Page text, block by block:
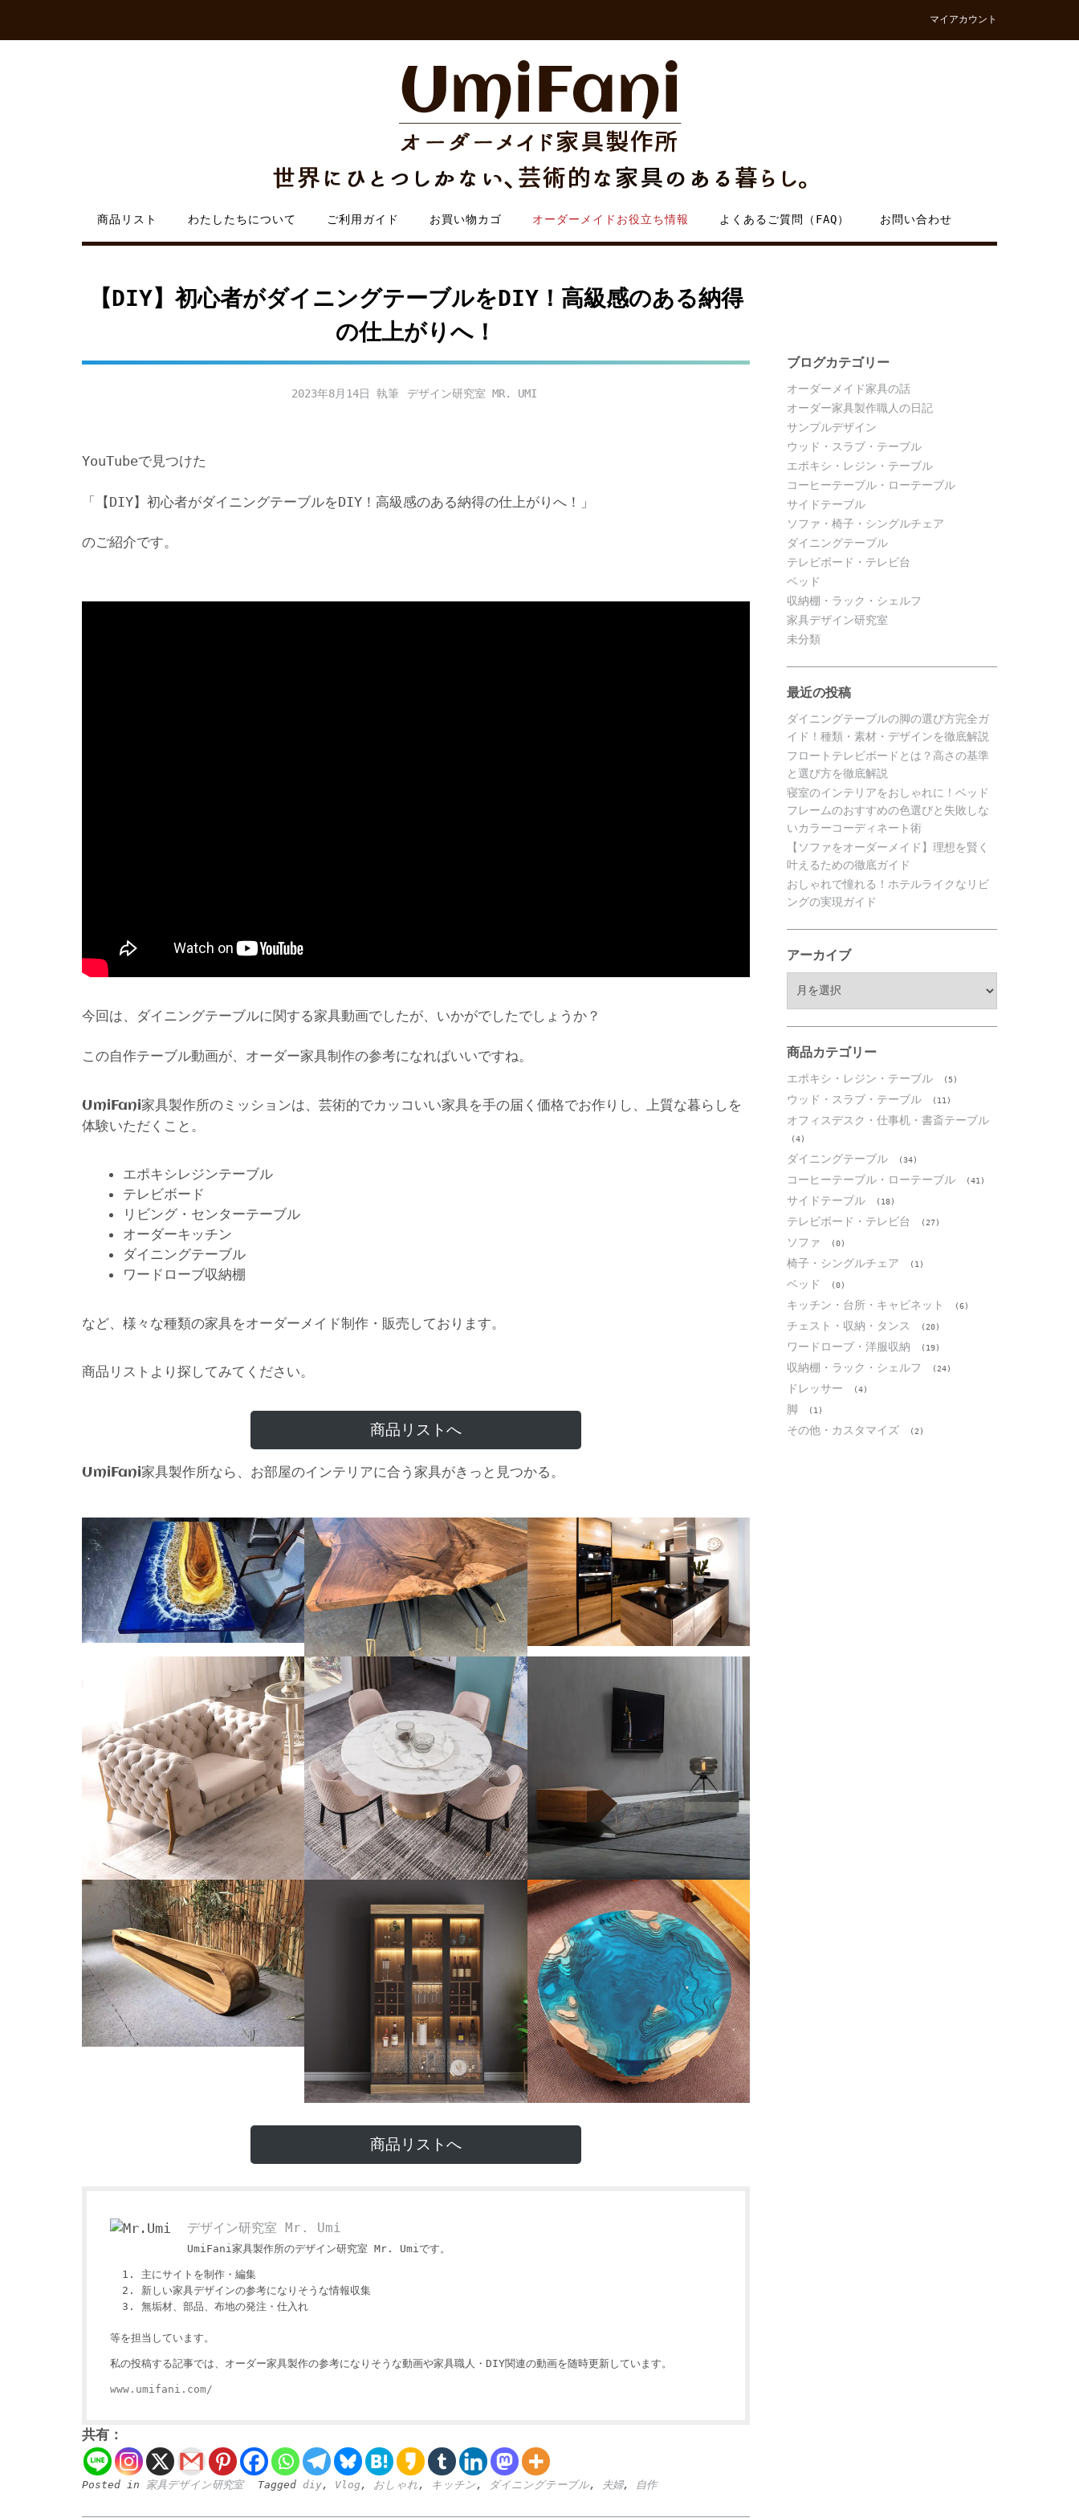
content
マイアカウント
商品リスト わたしたちについて ご利用ガイド お買い物カゴ オーダーメイドお役立ち情報 よくあるご質問（FAQ） お問い合わせ
【DIY】初心者がダイニングテーブルをDIY！高級感のある納得
の仕上がりへ！
2023年8月14日 デザイン研究室 MR. UMI
YouTubeで見つけた
「【DIY】初心者がダイニングテーブルをDIY！高級感のある納得の仕上がりへ！」
のご紹介です。
今回は、ダイニングテーブルに関する家具動画でしたが、いかがでしたでしょうか？
この自作テーブル動画が、オーダー家具制作の参考になればいいですね。
UmiFani家具製作所のミッションは、芸術的でカッコいい家具を手の届く価格でお作りし、上質な暮らしを
体験いただくこと。
エポキシレジンテーブル
テレビボード
リビング・センターテーブル
オーダーキッチン
ダイニングテーブル
ワードローブ収納棚
など、様々な種類の家具をオーダーメイド制作・販売しております。
商品リストより探してみてください。
商品リストへ
UmiFani家具製作所なら、お部屋のインテリアに合う家具がきっと見つかる。
商品リストへ
デザイン研究室 Mr. Umi
UmiFani家具製作所のデザイン研究室 Mr. Umiです。
主にサイトを制作・編集
新しい家具デザインの参考になりそうな情報収集
無垢材、部品、布地の発注・仕入れ
等を担当しています。
私の投稿する記事では、オーダー家具製作の参考になりそうな動画や家具職人・DIY関連の動画を随時更新しています。
www.umifani.com/
共有：
Posted in 家具デザイン研究室 Tagged diy, Vlog , おしゃれ , キッチン, ダイニングテーブル, 夫婦, 自作
ブログカテゴリー
オーダーメイド家具の話
オーダー家具製作職人の日記
サンプルデザイン
ウッド・スラブ・テーブル
エポキシ・レジン・テーブル
コーヒーテーブル・ローテーブル
サイドテーブル
ソファ・椅子・シングルチェア
ダイニングテーブル
テレビボード・テレビ台
ベッド
収納棚・ラック・シェルフ
家具デザイン研究室
未分類
最近の投稿
ダイニングテーブルの脚の選び方完全ガ
イド！種類・素材・デザインを徹底解説
フロートテレビボードとは？高さの基準
と選び方を徹底解説
寝室のインテリアをおしゃれに！ベッド
フレームのおすすめの色選びと失敗しな
いカラーコーディネート術
【ソファをオーダーメイド】理想を賢く
叶えるための徹底ガイド
おしゃれで憧れる！ホテルライクなリビ
ングの実現ガイド
アーカイブ
ブ
商品カテゴリー
エポキシ・レジン・テーブル (5)
ウッド・スラブ・テーブル (11)
オフィスデスク・仕事机・書斎テーブル
(4)
ダイニングテーブル (34)
コーヒーテーブル・ローテーブル (41)
サイドテーブル (18)
テレビボード・テレビ台 (27)
ソファ (0)
椅子・シングルチェア (1)
ベッド (0)
キッチン・台所・キャビネット (6)
チェスト・収納・タンス (20)
ワードローブ・洋服収納 (19)
収納棚・ラック・シェルフ (24)
ドレッサー (4)
脚 (1)
その他・カスタマイズ (2)